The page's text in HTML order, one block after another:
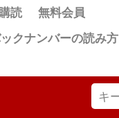
読
無料会員
クナンバーの読み方